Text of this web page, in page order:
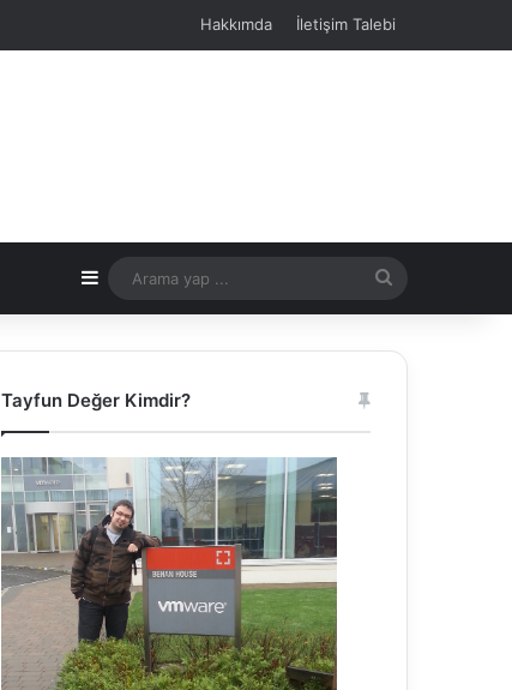
Hakkımda İletişim Talebi
Kenar Bölmesi
yap
Tayfun Değer Kimdir?